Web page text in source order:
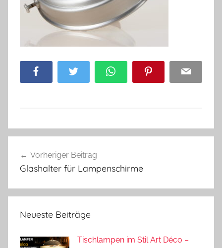
Facebook Twitter WhatsApp Pinterest Email
Vorheriger Beitrag
Glashalter für Lampenschirme
Neueste Beiträge
Tischlampen im Stil Art Déco –